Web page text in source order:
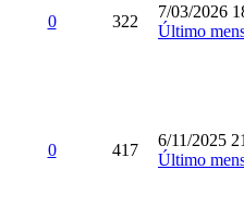
0 322
7/03/2026
Último
0 417
6/11/2025
Último